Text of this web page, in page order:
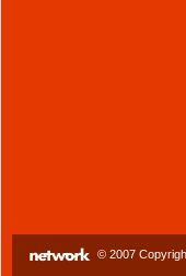
© 2007